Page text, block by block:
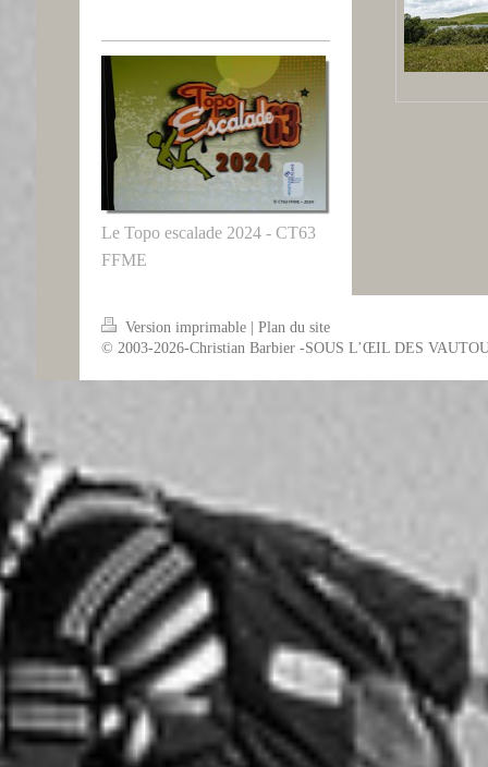
Le Topo escalade 2024 - CT63
FFME
Version imprimable
Plan du site
© 2003-2026-Christian Barbier -SOUS L’ŒIL DES